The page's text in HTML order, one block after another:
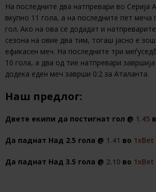
На последните два натпревари во Серија
вкупно 11 гола, а на последните пет меча
гол. Ако на ова се додадат и
сезона на овие два тим, тогаш јасно е
ефикасен меч. На последните три
10 гола, а два од тие натпревари
додека еден меч заврши 0:2 за Аталанта.
Наш предлог:
Двете екипи да постигнат гол @ 1.45
Да паднат Над 2.5 гола @ 1.41 во 1хBet
Да паднат Над 3.5 гола @ 2.10 во 1хBet